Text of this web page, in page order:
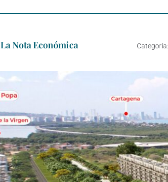
La Nota Económica Categoría: